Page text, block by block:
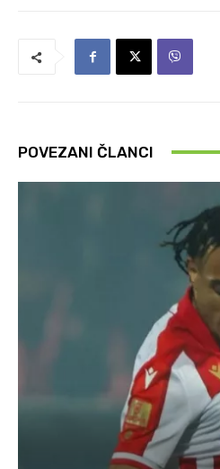
POVEZANI ČLANCI